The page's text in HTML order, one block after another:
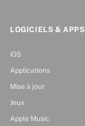
LOGICIELS & APPS
iOS
Applications
Mise à jour
Jeux
Apple Music